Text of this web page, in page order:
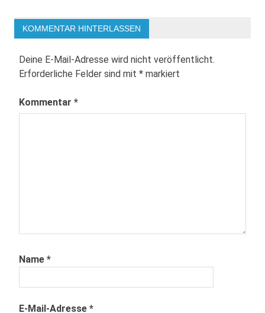
KOMMENTAR HINTERLASSEN
Deine E-Mail-Adresse wird nicht veröffentlicht.
Erforderliche Felder sind mit * markiert
Kommentar *
Name *
E-Mail-Adresse *